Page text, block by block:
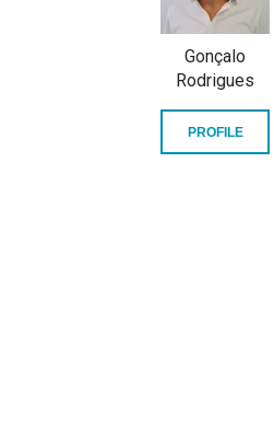
Gonçalo
Rodrigues
PROFILE